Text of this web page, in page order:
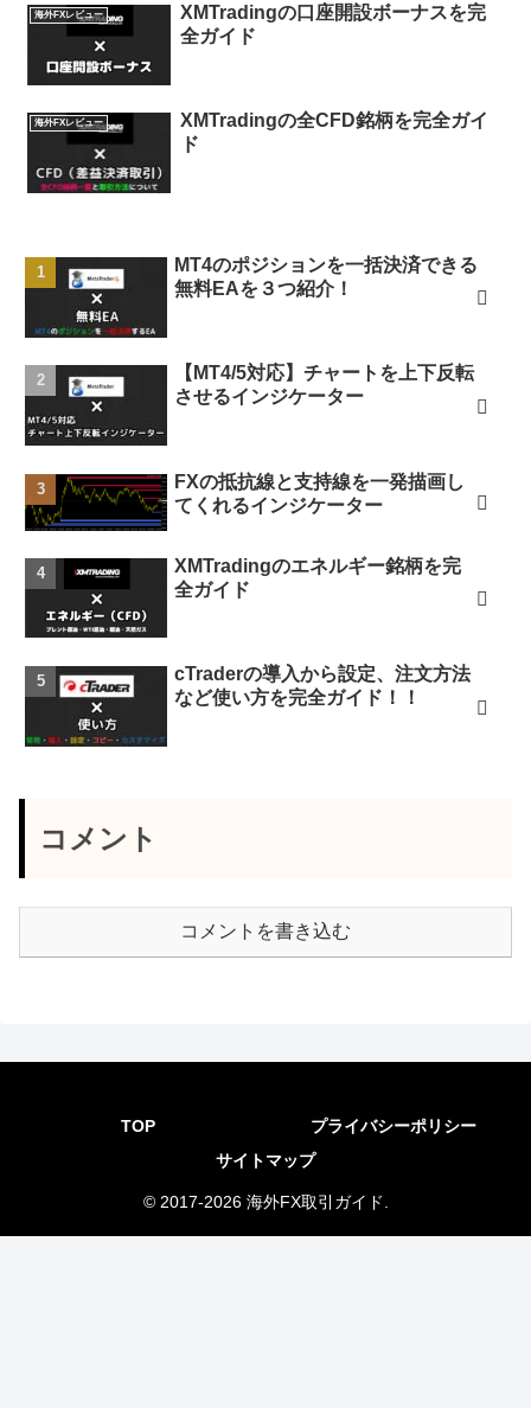
海外FXレビュー
XMTradingの口座開設ボーナスを完
全ガイド
海外FXレビュー
XMTradingの全CFD銘柄を完全ガイ
ド
MT4のポジションを一括決済できる
無料EAを３つ紹介！
【MT4/5対応】チャートを上下反転
させるインジケーター
FXの抵抗線と支持線を一発描画し
てくれるインジケーター
XMTradingのエネルギー銘柄を完
全ガイド
cTraderの導入から設定、注文方法
など使い方を完全ガイド！！
コメント
コメントを書き込む
TOP
プライバシーポリシー
サイトマップ
© 2017-2026 海外FX取引ガイド.